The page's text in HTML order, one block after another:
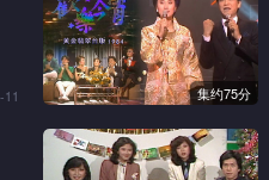
集约75分